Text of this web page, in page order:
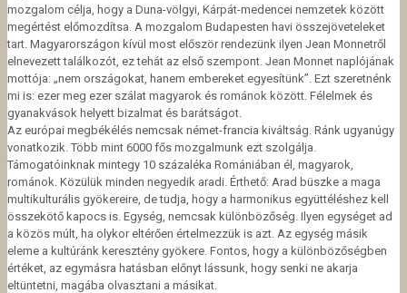
mozgalom célja, hogy a Duna-völgyi, Kárpát-medencei nemzetek között
megértést előmozdítsa. A mozgalom Budapesten havi összejöveteleket
tart. Magyarországon kívül most először rendezünk ilyen Jean Monnetről
elnevezett találkozót, ez tehát az első szempont. Jean Monnet naplójának
mottója: „nem országokat, hanem embereket egyesítünk”. Ezt szeretnénk
mi is: ezer meg ezer szálat magyarok és románok között. Félelmek és
gyanakvások helyett bizalmat és barátságot.
Az európai megbékélés nemcsak német-francia kiváltság. Ránk ugyanúgy
vonatkozik. Több mint 6000 fős mozgalmunk ezt szolgálja.
Támogatóinknak mintegy 10 százaléka Romániában él, magyarok,
románok. Közülük minden negyedik aradi. Érthető: Arad büszke a maga
multikulturális gyökereire, de tudja, hogy a harmonikus együttéléshez kell
összekötő kapocs is. Egység, nemcsak különbözőség. Ilyen egységet ad
a közös múlt, ha olykor eltérően értelmezzük is azt. Az egység másik
eleme a kultúránk keresztény gyökere. Fontos, hogy a különbözőségben
értéket, az egymásra hatásban előnyt lássunk, hogy senki ne akarja
eltüntetni, magába olvasztani a másikat.